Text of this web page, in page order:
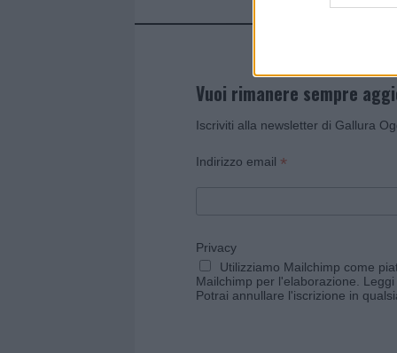
Vuoi rimanere sempre
Iscriviti alla newsletter di Gallura
Indirizzo email *
Privacy
Utilizziamo Mailchimp come
Mailchimp per l'elaborazione.
Potrai annullare l'iscrizione in